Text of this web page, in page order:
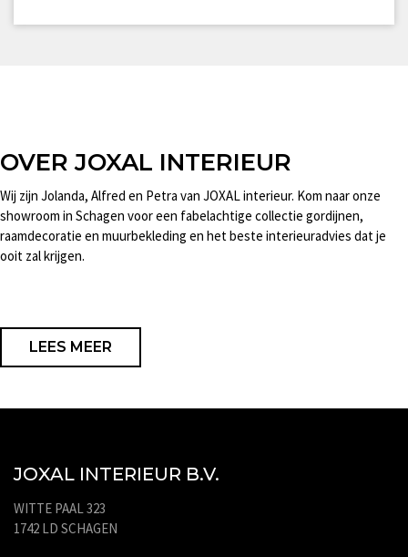
OVER JOXAL INTERIEUR
Wij zijn Jolanda, Alfred en Petra van JOXAL interieur. Kom naar onze
showroom in Schagen voor een fabelachtige collectie gordijnen,
raamdecoratie en muurbekleding en het beste interieuradvies dat je
ooit zal krijgen.
LEES MEER
JOXAL INTERIEUR B.V.
WITTE PAAL 323
1742 LD SCHAGEN